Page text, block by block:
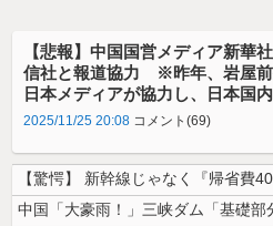
【悲報】中国国営メディア新華
信社と報道協力 ※昨年、岩屋前
日本メディアが協力し、日本国
2025/11/25 20:08 コメント(69)